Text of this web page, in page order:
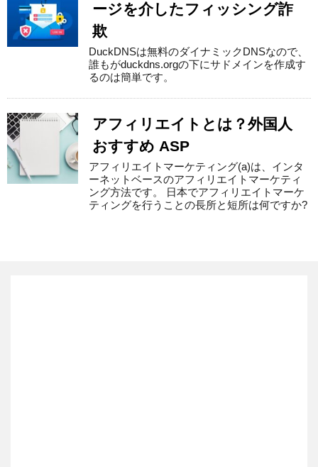
ージを介したフィッシング詐
欺
DuckDNSは無料のダイナミックDNSなので、
誰もがduckdns.orgの下にサドメインを作成す
るのは簡単です。
アフィリエイトとは？外国人
おすすめ ASP
アフィリエイトマーケティング(a)は、インタ
ーネットベースのアフィリエイトマーケティ
ング方法です。 日本でアフィリエイトマーケ
ティングを行うことの長所と短所は何ですか?